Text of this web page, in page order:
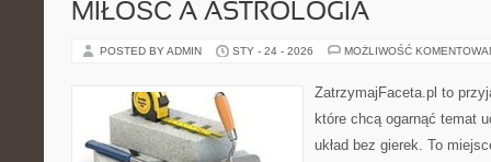
MIŁOŚĆ A ASTROLOGIA
POSTED BY ADMIN STY - 24 - 2026 MOŻLIWOŚĆ
ZatrzymajFaceta.pl to
które chcą ogarnąć temat
układ bez gierek. To